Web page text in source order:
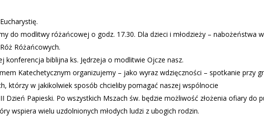
do modlitwy różańcowej o godz. 17.30. Dla dzieci i młodzieży – nabożeństwa
Różańcowych.
konferencja biblijna ks. Jędrzeja o modlitwie Ojcze nasz.
Katechetycznym organizujemy – jako wyraz wdzięczności – spotkanie przy
którzy w jakikolwiek sposób chcieliby pomagać naszej wspólnocie
Dzień Papieski. Po wszystkich Mszach św. będzie możliwość złożenia ofiary do
wspiera wielu uzdolnionych młodych ludzi z ubogich rodzin.